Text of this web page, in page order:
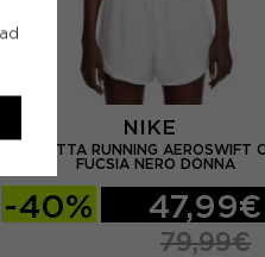
NIKE
CANOTTA RUNNING AEROSWIFT
FUCSIA NERO DONNA
-40% 47,99€
79,99€